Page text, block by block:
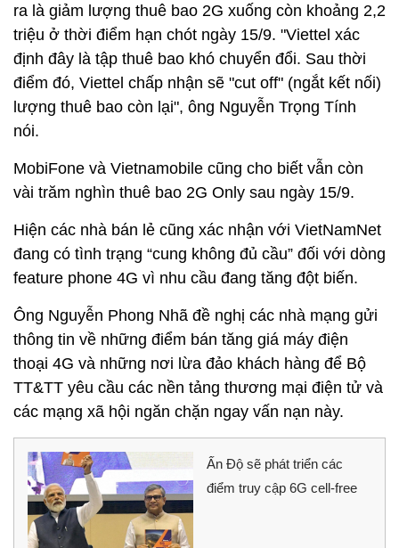
ra là giảm lượng thuê bao 2G xuống còn khoảng 2,2
triệu ở thời điểm hạn chót ngày 15/9. "Viettel xác
định đây là tập thuê bao khó chuyển đổi. Sau thời
điểm đó, Viettel chấp nhận sẽ "cut off" (ngắt kết nối)
lượng thuê bao còn lại", ông Nguyễn Trọng Tính
nói.
MobiFone và Vietnamobile cũng cho biết vẫn còn
vài trăm nghìn thuê bao 2G Only sau ngày 15/9.
Hiện các nhà bán lẻ cũng xác nhận với VietNamNet
đang có tình trạng “cung không đủ cầu” đối với dòng
feature phone 4G vì nhu cầu đang tăng đột biến.
Ông Nguyễn Phong Nhã đề nghị các nhà mạng gửi
thông tin về những điểm bán tăng giá máy điện
thoại 4G và những nơi lừa đảo khách hàng để Bộ
TT&TT yêu cầu các nền tảng thương mại điện tử và
các mạng xã hội ngăn chặn ngay vấn nạn này.
Ấn Độ sẽ phát triển các
điểm truy cập 6G cell-free